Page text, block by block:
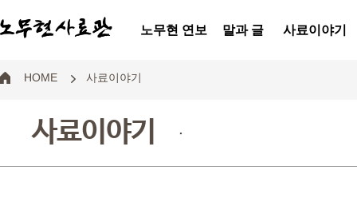
노무현 연보 말과 글 사료이야기
HOME 사료이야기
사료이야기 .